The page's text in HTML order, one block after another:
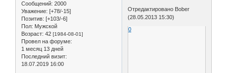
Сообщений: 2000
Уважение: [+78/-15]
Позитив: [+103/-6]
Пол: Мужской
Возраст: 42 [1984-08-01]
Провел на форуме:
1 месяц 13 дней
Последний визит:
18.07.2019 16:00
Отредактировано Bober
(28.05.2013 15:30)
0